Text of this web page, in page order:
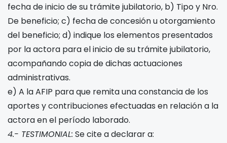
fecha de inicio de su trámite jubilatorio, b) Tipo y Nro.
De beneficio; c) fecha de concesión u otorgamiento
del beneficio; d) indique los elementos presentados
por la actora para el inicio de su trámite jubilatorio,
acompañando copia de dichas actuaciones
administrativas.
e) A la AFIP para que remita una constancia de los
aportes y contribuciones efectuadas en relación a la
actora en el período laborado.
4.- TESTIMONIAL: Se cite a declarar a: